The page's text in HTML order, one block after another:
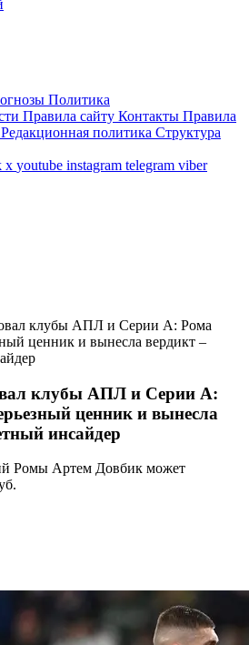
Политика
Правила сайту Контакты Правила
Редакционная политика Структура
x youtube instagram telegram viber
клубы АПЛ и Серии А: Рома
ценник и вынесла вердикт –
клубы АПЛ и Серии А:
ценник и вынесла
инсайдер
Ромы Артем Довбик может